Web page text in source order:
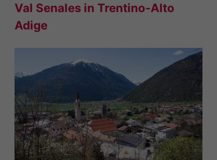
Val Senales in Trentino-Alto
Adige